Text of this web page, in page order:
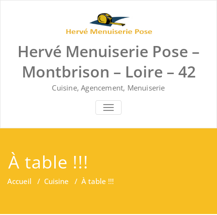
Hervé Menuiserie Pose –
Montbrison – Loire – 42
Cuisine, Agencement, Menuiserie
AFFICHER/MASQUER LA
À table !!!
Accueil / Cuisine / À table !!!